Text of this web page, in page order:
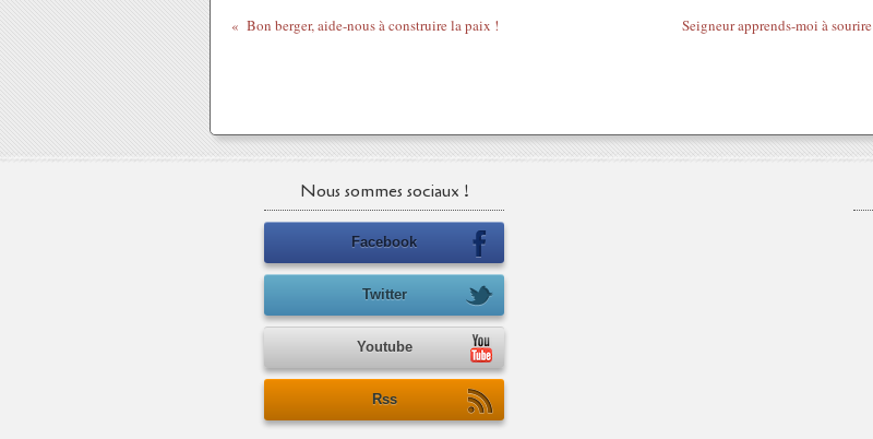
Bon berger, aide-nous à construire la paix ! Seigneur apprends-moi à sourire
Nous sommes sociaux !
Facebook
Twitter
Youtube
Rss